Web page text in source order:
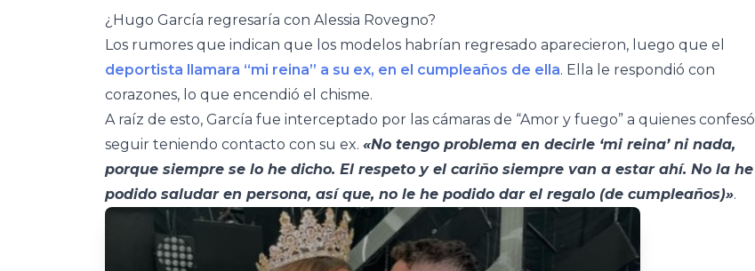
¿Hugo García regresaría con Alessia Rovegno?
Los rumores que indican que los modelos habrían regresado aparecieron, luego que el
deportista llamara “mi reina” a su ex, en el cumpleaños de ella. Ella le respondió con
corazones, lo que encendió el chisme.
A raíz de esto, García fue interceptado por las cámaras de “Amor y fuego” a quienes confesó
seguir teniendo contacto con su ex. «No tengo problema en decirle ‘mi reina’ ni nada,
porque siempre se lo he dicho. El respeto y el cariño siempre van a estar ahí. No la he
podido saludar en persona, así que, no le he podido dar el regalo (de cumpleaños)».